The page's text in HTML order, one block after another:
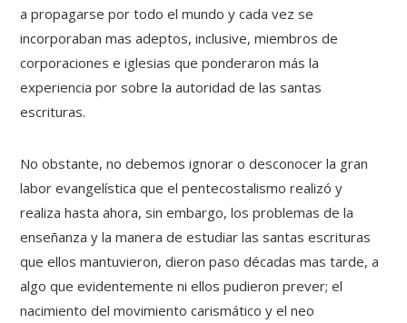
a propagarse por todo el mundo y cada vez se
incorporaban mas adeptos, inclusive, miembros de
corporaciones e iglesias que ponderaron más la
experiencia por sobre la autoridad de las santas
escrituras.
No obstante, no debemos ignorar o desconocer la gran
labor evangelística que el pentecostalismo realizó y
realiza hasta ahora, sin embargo, los problemas de la
enseñanza y la manera de estudiar las santas escrituras
que ellos mantuvieron, dieron paso décadas mas tarde, a
algo que evidentemente ni ellos pudieron prever; el
nacimiento del movimiento carismático y el neo